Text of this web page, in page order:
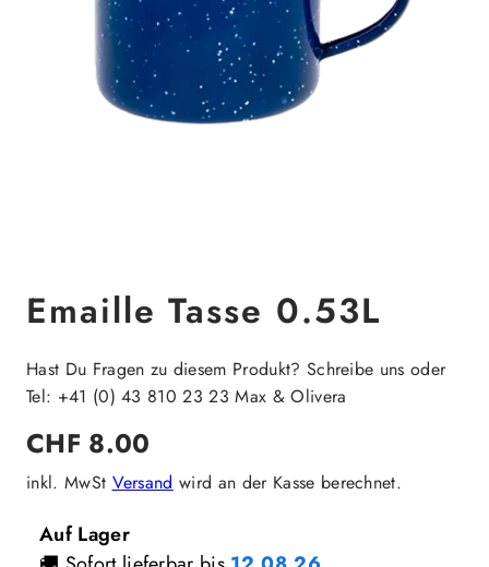
Emaille Tasse 0.53L
Hast Du Fragen zu diesem Produkt? Schreibe uns oder
Tel: +41 (0) 43 810 23 23 Max & Olivera
Regulärer
Preis
CHF 8.00
inkl. MwSt Versand wird an der Kasse berechnet.
Auf Lager